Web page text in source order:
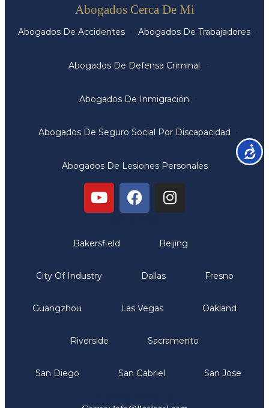
Abogados Cerca De Mi
Abogados De Accidentes Abogados De Trabajadores
Abogados De Defensa Criminal
Abogados De Inmigración
Abogados De Seguro Social Por Discapacidad
Abogados De Lesiones Personales
Bakersfield Beijing
City Of Industry Dallas Fresno
Guangzhou Las Vegas Oakland
Riverside Sacramento
San Diego San Gabriel San Jose